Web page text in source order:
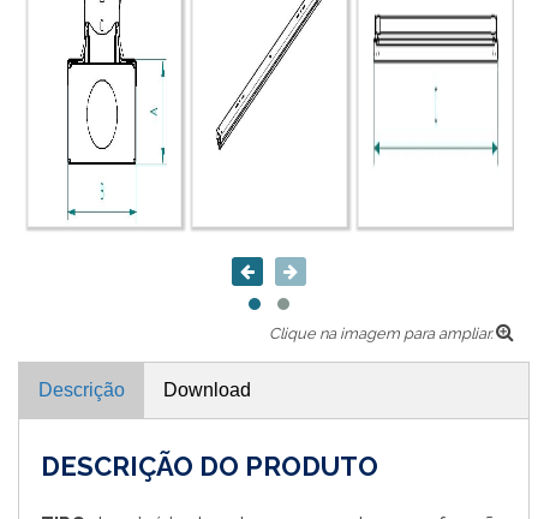
Clique na imagem para ampliar.
Descrição Download
DESCRIÇÃO DO PRODUTO